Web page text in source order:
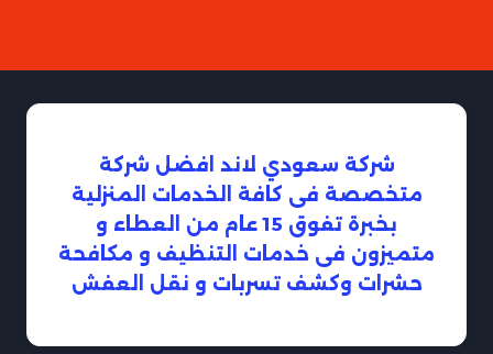
شركة سعودي لاند افضل شركة
متخصصة فى كافة الخدمات المنزلية
بخبرة تفوق 15 عام من العطاء و
متميزون فى خدمات التنظيف و مكافحة
حشرات وكشف تسربات و نقل العفش